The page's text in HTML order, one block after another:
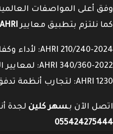
وفق أعلى المواصفات
كما نلتزم بتطبيق معاييرAHRI
AHRI 210/240-2024: لأداء وكفاءة وحدات التكييف السكنية.
AHRI 340/360-2022: لمعايير الأداء التجاري والصناعي.
AHRI 1230: لتجارب أنظمة تدفق المبرد المتغير (VRF).
اتصل الآن بـسهر كلين لجدة
055424275444